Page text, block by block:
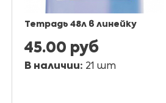
Тетрадь 48л в линейку
45.00 руб
В наличии: 21 шт